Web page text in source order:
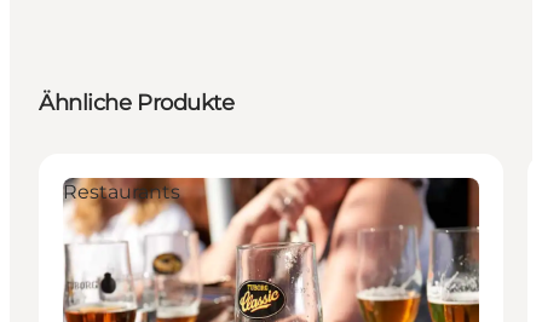
Ähnliche Produkte
Restaurants